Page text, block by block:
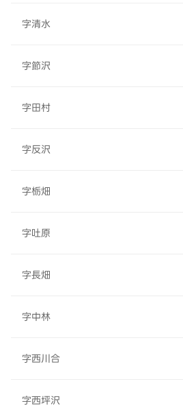
字清水
字節沢
字田村
字反沢
字栃畑
字吐原
字長畑
字中林
字西川合
字西坪沢